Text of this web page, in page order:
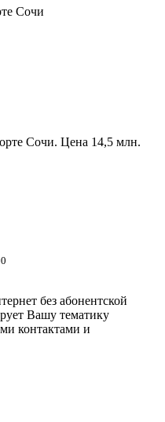
Сочи
Сочи. Цена 14,5 млн.
без абонентской
Вашу тематику
контактами и